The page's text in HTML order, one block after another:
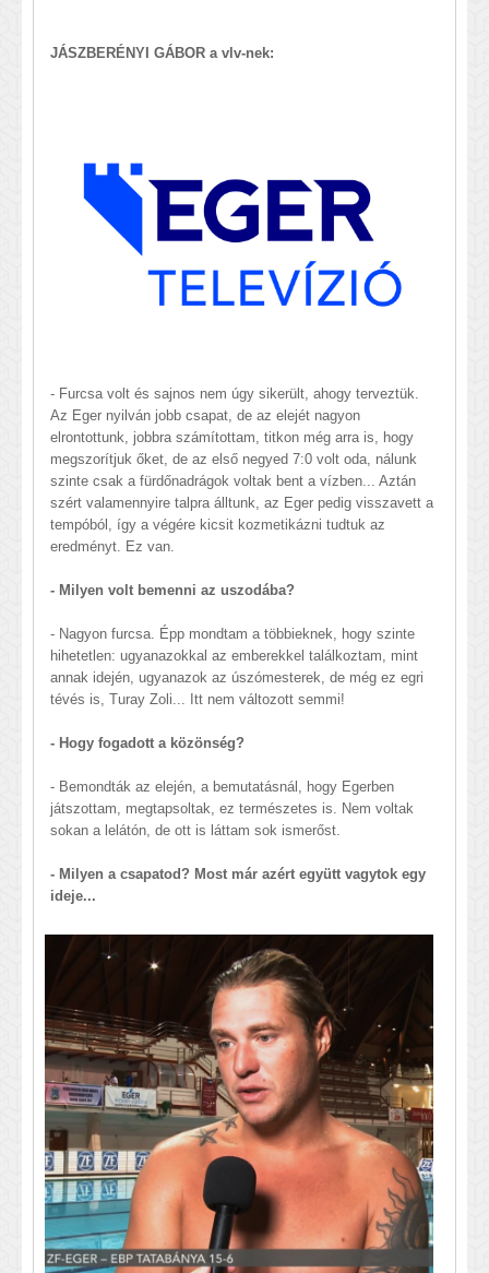
JÁSZBERÉNYI GÁBOR a vlv-nek:
- Furcsa volt és sajnos nem úgy sikerült, ahogy terveztük.
Az Eger nyilván jobb csapat, de az elejét nagyon
elrontottunk, jobbra számítottam, titkon még arra is, hogy
megszorítjuk őket, de az első negyed 7:0 volt oda, nálunk
szinte csak a fürdőnadrágok voltak bent a vízben... Aztán
szért valamennyire talpra álltunk, az Eger pedig visszavett a
tempóból, így a végére kicsit kozmetikázni tudtuk az
eredményt. Ez van.
- Milyen volt bemenni az uszodába?
- Nagyon furcsa. Épp mondtam a többieknek, hogy szinte
hihetetlen: ugyanazokkal az emberekkel találkoztam, mint
annak idején, ugyanazok az úszómesterek, de még ez egri
tévés is, Turay Zoli... Itt nem változott semmi!
- Hogy fogadott a közönség?
- Bemondták az elején, a bemutatásnál, hogy Egerben
játszottam, megtapsoltak, ez természetes is. Nem voltak
sokan a lelátón, de ott is láttam sok ismerőst.
- Milyen a csapatod? Most már azért együtt vagytok egy
ideje...